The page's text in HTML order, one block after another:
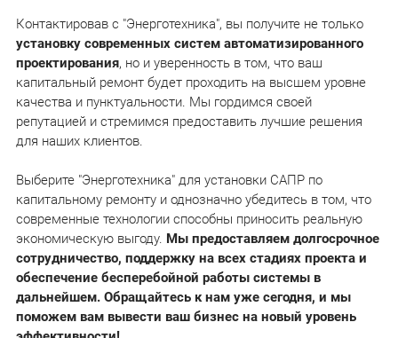
Контактировав с "Энерготехника", вы получите не только
установку современных систем автоматизированного
проектирования, но и уверенность в том, что ваш
капитальный ремонт будет проходить на высшем уровне
качества и пунктуальности. Мы гордимся своей
репутацией и стремимся предоставить лучшие решения
для наших клиентов.
Выберите "Энерготехника" для установки САПР по
капитальному ремонту и однозначно убедитесь в том, что
современные технологии способны приносить реальную
экономическую выгоду. Мы предоставляем долгосрочное
сотрудничество, поддержку на всех стадиях проекта и
обеспечение бесперебойной работы системы в
дальнейшем. Обращайтесь к нам уже сегодня, и мы
поможем вам вывести ваш бизнес на новый уровень